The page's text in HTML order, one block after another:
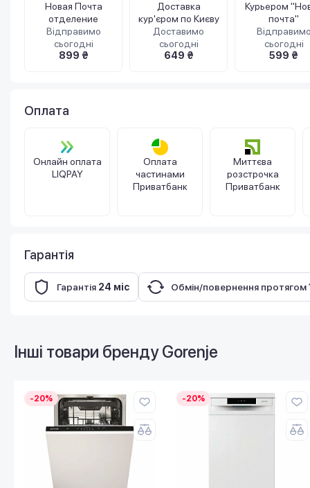
Новая Почта
отделение
Відправимо
сьогодні
899 ₴
Доставка
кур'єром по Києву
Доставимо
сьогодні
649 ₴
Курьером
почта"
Відправимо
сьогодні
599 ₴
Оплата
Онлайн оплата
LIQPAY
Оплата
частинами
Приватбанк
Миттєва
розстрочка
Приватбанк
Гарантія
Гарантія 24 міс Обмін/повернення протягом
Інші товари брендуGorenje
-20% -20%